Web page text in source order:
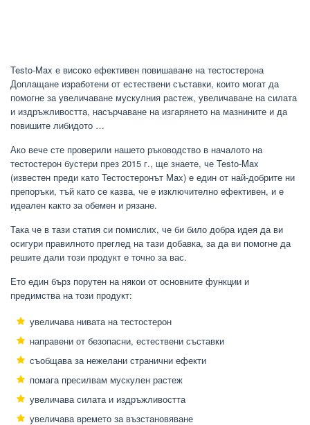
Testo-Max е високо ефективен повишаване на тестостерона
Доплащане изработени от естествени съставки, които могат да
помогне за увеличаване мускулния растеж, увеличаване на силата
и издръжливостта, насърчаване на изгарянето на мазнините и да
повишите либидото …
Ако вече сте проверили нашето ръководство в началото на
тестостерон бустери през 2015 г., ще знаете, че Testo-Max
(известен преди като Тестостеронът Max) е един от най-добрите ни
препоръки, тъй като се казва, че е изключително ефективен, и е
идеален както за обемен и рязане.
Така че в тази статия си помислих, че би било добра идея да ви
осигури правилното преглед на тази добавка, за да ви помогне да
решите дали този продукт е точно за вас.
Ето един бърз порутен на някои от основните функции и
предимства на този продукт:
увеличава нивата на тестостерон
направени от безопасни, естествени съставки
съобщава за нежелани странични ефекти
помага пресилвам мускулен растеж
увеличава силата и издръжливостта
увеличава времето за възстановяване